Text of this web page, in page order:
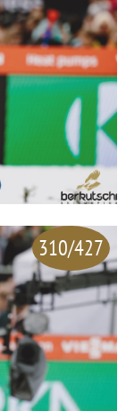
310/427